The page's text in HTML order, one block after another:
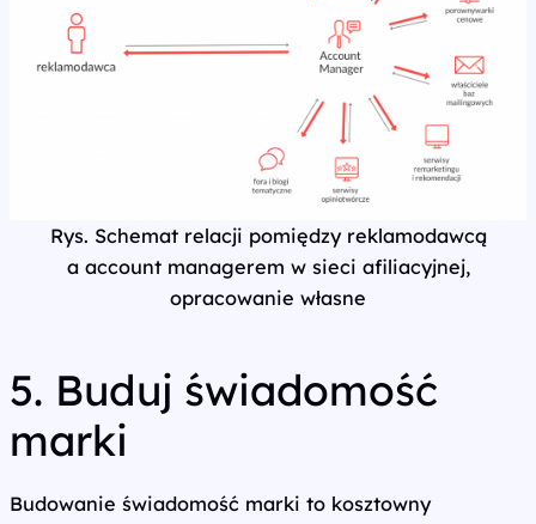
Rys. Schemat relacji pomiędzy reklamodawcą
a account managerem w sieci afiliacyjnej,
opracowanie własne
5. Buduj świadomość
marki
Budowanie świadomość marki to kosztowny